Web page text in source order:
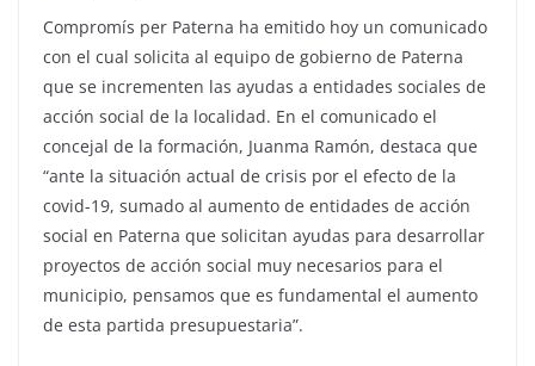
Compromís per Paterna ha emitido hoy un comunicado
con el cual solicita al equipo de gobierno de Paterna
que se incrementen las ayudas a entidades sociales de
acción social de la localidad. En el comunicado el
concejal de la formación, Juanma Ramón, destaca que
“ante la situación actual de crisis por el efecto de la
covid-19, sumado al aumento de entidades de acción
social en Paterna que solicitan ayudas para desarrollar
proyectos de acción social muy necesarios para el
municipio, pensamos que es fundamental el aumento
de esta partida presupuestaria”.